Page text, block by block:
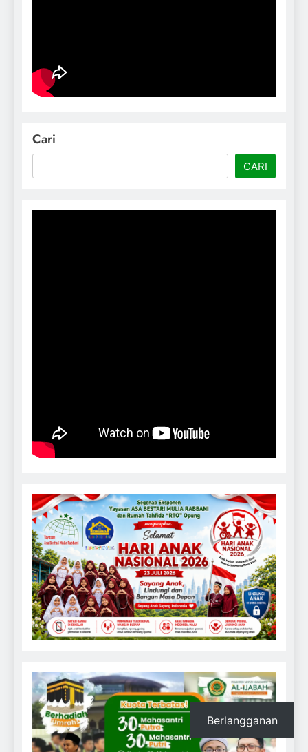
Cari
CARI
Berlangganan